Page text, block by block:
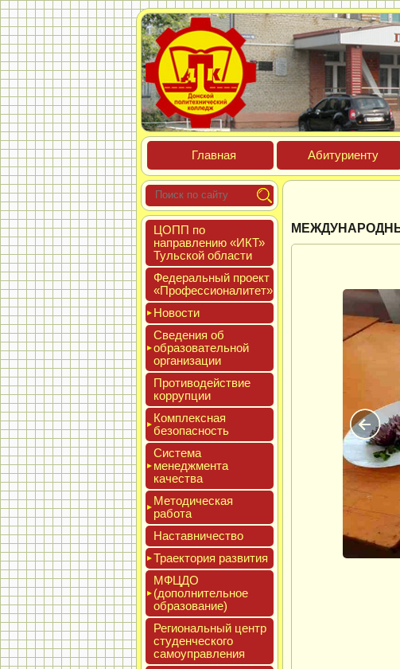
Глав­ная Аби­тури­ен­ту
ЦОПП по
нап­равле­нию «ИКТ»
Туль­ской об­ласти
Феде­раль­ный про­ект
«Про­фес­си­она­литет»
Новос­ти
Све­дения об
об­ра­зова­тель­ной
ор­га­низа­ции
Про­тиво­дей­ствие
кор­рупции
Ком­плексная
бе­зопас­ность
Сис­те­ма
ме­нед­жмен­та
ка­чес­тва
Мето­дичес­кая
ра­бота
Нас­тавни­чес­тво
Тра­ек­то­рия раз­ви­тия
МФЦДО
(до­пол­ни­тель­ное
об­ра­зова­ние)
Реги­ональ­ный центр
сту­ден­ческо­го
са­мо­уп­равле­ния